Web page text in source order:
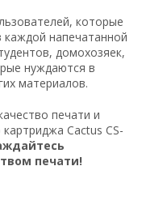
которые
каждой напечатанной
домохозяек,
нуждаются в
материалов.
печати и
Cactus CS-
печати!